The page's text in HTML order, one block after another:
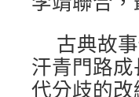
古典故
汗青門路
代分歧的